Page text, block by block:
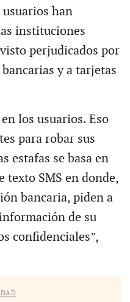
han
instituciones
perjudicados por
y a tarjetas
los usuarios. Eso
para robar sus
estafas se basa en
texto SMS en donde,
bancaria, piden a
de su
confidenciales”,